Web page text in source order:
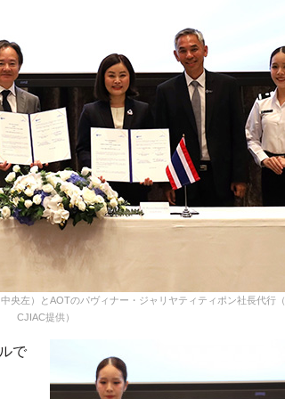
央左）とAOTのパヴィナー・ジャリヤティティポン社長代行（
CJIAC提供）
で